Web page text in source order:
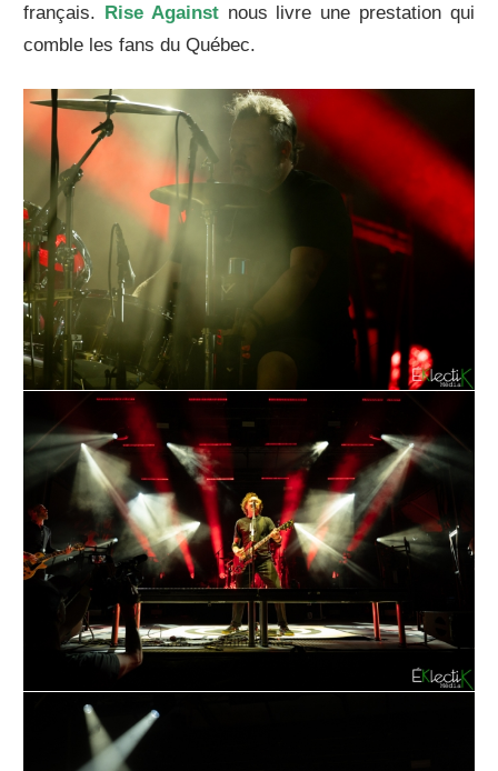
français. Rise Against nous livre une prestation qui
comble les fans du Québec.